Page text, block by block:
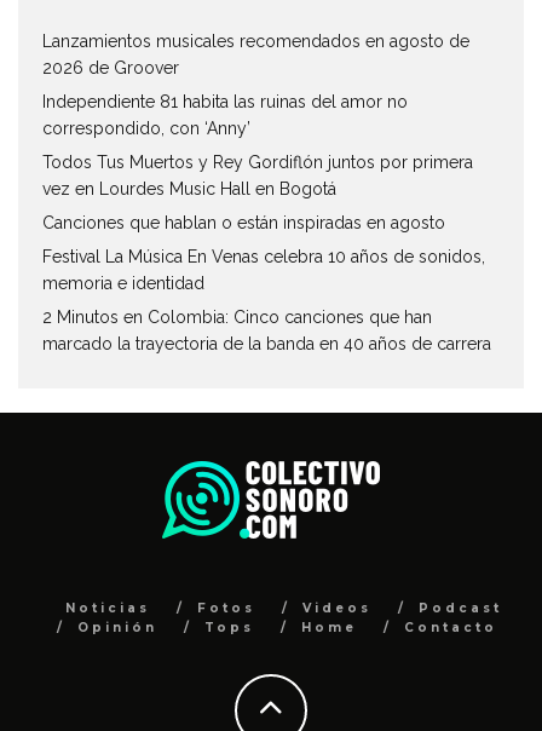
Lanzamientos musicales recomendados en agosto de
2026 de Groover
Independiente 81 habita las ruinas del amor no
correspondido, con ‘Anny’
Todos Tus Muertos y Rey Gordiflón juntos por primera
vez en Lourdes Music Hall en Bogotá
Canciones que hablan o están inspiradas en agosto
Festival La Música En Venas celebra 10 años de sonidos,
memoria e identidad
2 Minutos en Colombia: Cinco canciones que han
marcado la trayectoria de la banda en 40 años de carrera
Noticias Fotos Videos
Podcast
Opinión
Tops Home Contacto